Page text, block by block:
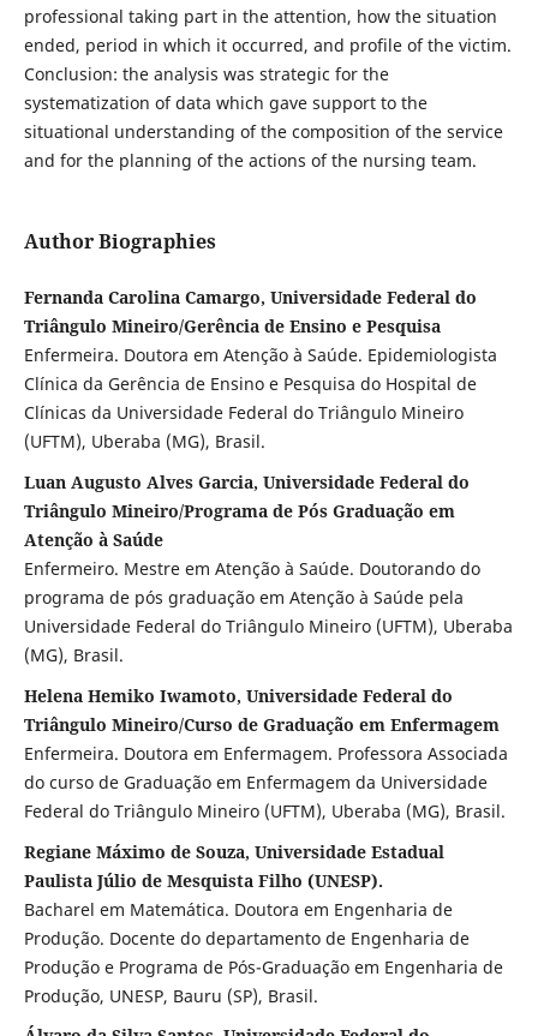
professional taking part in the attention, how the situation
ended, period in which it occurred, and profile of the victim.
Conclusion: the analysis was strategic for the
systematization of data which gave support to the
situational understanding of the composition of the service
and for the planning of the actions of the nursing team.
Author Biographies
Fernanda Carolina Camargo, Universidade Federal do
Triângulo Mineiro/Gerência de Ensino e Pesquisa
Enfermeira. Doutora em Atenção à Saúde. Epidemiologista
Clínica da Gerência de Ensino e Pesquisa do Hospital de
Clínicas da Universidade Federal do Triângulo Mineiro
(UFTM), Uberaba (MG), Brasil.
Luan Augusto Alves Garcia, Universidade Federal do
Triângulo Mineiro/Programa de Pós Graduação em
Atenção à Saúde
Enfermeiro. Mestre em Atenção à Saúde. Doutorando do
programa de pós graduação em Atenção à Saúde pela
Universidade Federal do Triângulo Mineiro (UFTM), Uberaba
(MG), Brasil.
Helena Hemiko Iwamoto, Universidade Federal do
Triângulo Mineiro/Curso de Graduação em Enfermagem
Enfermeira. Doutora em Enfermagem. Professora Associada
do curso de Graduação em Enfermagem da Universidade
Federal do Triângulo Mineiro (UFTM), Uberaba (MG), Brasil.
Regiane Máximo de Souza, Universidade Estadual
Paulista Júlio de Mesquista Filho (UNESP).
Bacharel em Matemática. Doutora em Engenharia de
Produção. Docente do departamento de Engenharia de
Produção e Programa de Pós-Graduação em Engenharia de
Produção, UNESP, Bauru (SP), Brasil.